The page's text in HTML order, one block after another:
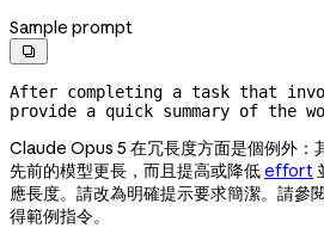
Sample prompt

After completing a task that
provide a quick summary of the
Claude Opus 5 在冗長度方面是個例外：
先前的模型更長，而且提高或降低effort
應長度。請改為明確提示要求簡潔。請參
得範例指令。